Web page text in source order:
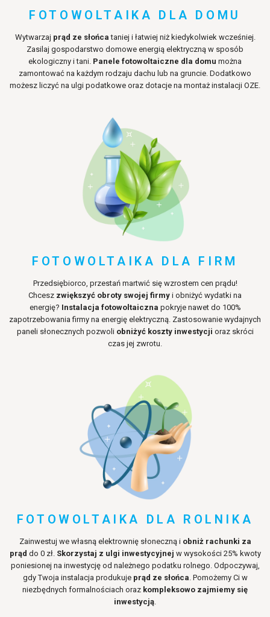
FOTOWOLTAIKA DLA DOMU
Wytwarzaj prąd ze słońca taniej i łatwiej niż kiedykolwiek wcześniej.
Zasilaj gospodarstwo domowe energią elektryczną w sposób
ekologiczny i tani. Panele fotowoltaiczne dla domu można
zamontować na każdym rodzaju dachu lub na gruncie. Dodatkowo
możesz liczyć na ulgi podatkowe oraz dotacje na montaż instalacji OZE.
FOTOWOLTAIKA DLA FIRM
Przedsiębiorco, przestań martwić się wzrostem cen prądu!
Chcesz zwiększyć obroty swojej firmy i obniżyć wydatki na
energię? Instalacja fotowoltaiczna pokryje nawet do 100%
zapotrzebowania firmy na energię elektryczną. Zastosowanie wydajnych
paneli słonecznych pozwoli obniżyć koszty inwestycji oraz skróci
czas jej zwrotu.
FOTOWOLTAIKA DLA ROLNIKA
Zainwestuj we własną elektrownię słoneczną i obniż rachunki za
prąd do 0 zł. Skorzystaj z ulgi inwestycyjnej w wysokości 25% kwoty
poniesionej na inwestycję od należnego podatku rolnego. Odpoczywaj,
gdy Twoja instalacja produkuje prąd ze słońca. Pomożemy Ci w
niezbędnych formalnościach oraz kompleksowo zajmiemy się
inwestycją.